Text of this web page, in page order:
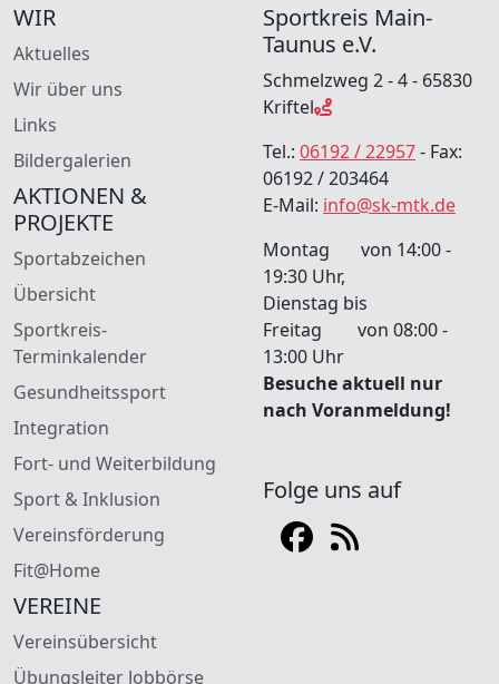
WIR
Aktuelles
Wir über uns
Links
Bildergalerien
AKTIONEN &
PROJEKTE
Sportabzeichen
Übersicht
Sportkreis-
Terminkalender
Gesundheitssport
Integration
Fort- und Weiterbildung
Sport & Inklusion
Vereinsförderung
Fit@Home
VEREINE
Vereinsübersicht
Übungsleiter Jobbörse
Sportkreis Main-
Taunus e.V.
Schmelzweg 2 - 4 - 65830
Kriftel
Tel.: 06192 / 22957- Fax:
06192 / 203464
E-Mail: info@sk-mtk.de
Montag von 14:00 -
19:30 Uhr,
Dienstag bis
Freitag von 08:00 -
13:00 Uhr
Besuche aktuell nur
nach Voranmeldung!
Folge uns auf